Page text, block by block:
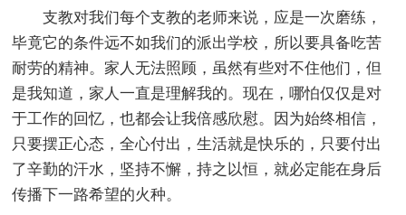
支教对我们每个支教的老师来说，应是一次磨练，
毕竟它的条件远不如我们的派出学校，所以要具备吃苦
耐劳的精神。家人无法照顾，虽然有些对不住他们，但
是我知道，家人一直是理解我的。现在，哪怕仅仅是对
于工作的回忆，也都会让我倍感欣慰。因为始终相信，
只要摆正心态，全心付出，生活就是快乐的，只要付出
了辛勤的汗水，坚持不懈，持之以恒，就必定能在身后
传播下一路希望的火种。